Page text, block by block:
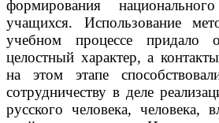
формирования
учащихся. Использование
учебном процессе придало
целостный характер, а
на этом этапе
сотрудничеству в деле
русского человека, человека,